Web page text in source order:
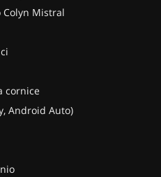
Colyn Mistral
cornice
Android Auto)